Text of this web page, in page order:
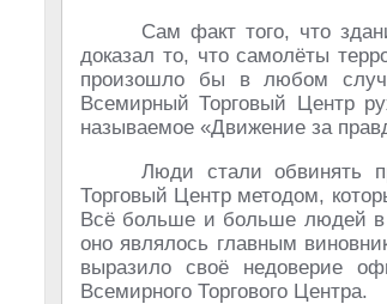
Сам факт того, что
доказал то, что самолёты
произошло бы в любом
Всемирный Торговый Центр
называемое «Движение за
Люди стали обвинять
Торговый Центр методом,
Всё больше и больше людей в
оно являлось главным
выразило своё недоверие
Всемирного Торгового Центра.